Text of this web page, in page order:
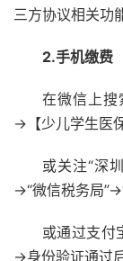
三方协议相关功
2.手机缴费
在微信上搜
→【少儿学生医
或关注“深
→“微信税务局
或通过支付
→身份验证通过